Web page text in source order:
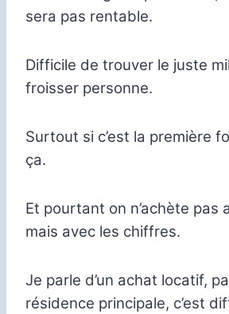
sera pas rentable.
Difficile de trouver le juste
froisser personne.
Surtout si c’est la première
ça.
Et pourtant on n’achète pas
mais avec les chiffres.
Je parle d’un achat locatif,
résidence principale, c’est